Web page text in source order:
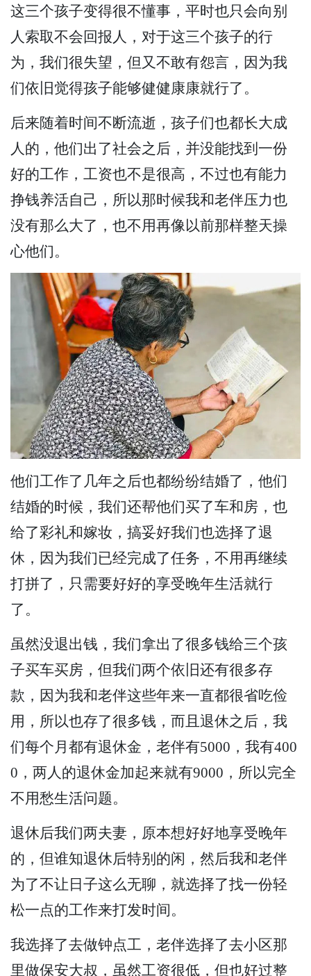
这三个孩子变得很不懂事，平时也只会向别
人索取不会回报人，对于这三个孩子的行
为，我们很失望，但又不敢有怨言，因为我
们依旧觉得孩子能够健健康康就行了。
后来随着时间不断流逝，孩子们也都长大成
人的，他们出了社会之后，并没能找到一份
好的工作，工资也不是很高，不过也有能力
挣钱养活自己，所以那时候我和老伴压力也
没有那么大了，也不用再像以前那样整天操
心他们。
他们工作了几年之后也都纷纷结婚了，他们
结婚的时候，我们还帮他们买了车和房，也
给了彩礼和嫁妆，搞妥好我们也选择了退
休，因为我们已经完成了任务，不用再继续
打拼了，只需要好好的享受晚年生活就行
了。
虽然没退出钱，我们拿出了很多钱给三个孩
子买车买房，但我们两个依旧还有很多存
款，因为我和老伴这些年来一直都很省吃俭
用，所以也存了很多钱，而且退休之后，我
们每个月都有退休金，老伴有5000，我有400
0，两人的退休金加起来就有9000，所以完全
不用愁生活问题。
退休后我们两夫妻，原本想好好地享受晚年
的，但谁知退休后特别的闲，然后我和老伴
为了不让日子这么无聊，就选择了找一份轻
松一点的工作来打发时间。
我选择了去做钟点工，老伴选择了去小区那
里做保安大叔，虽然工资很低，但也好过整